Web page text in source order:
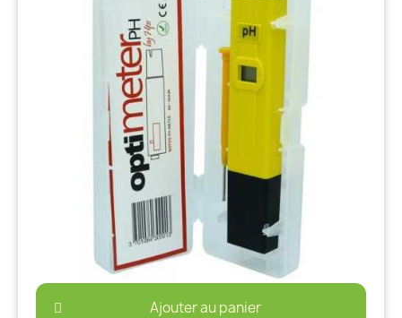
Ajouter au panier